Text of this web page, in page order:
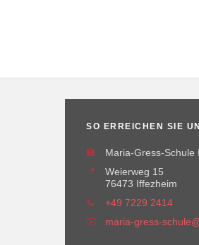
SO ERREICHEN SIE
🏫
Maria-Gress-Schule
📍
Weierweg 15
76473 Iffezheim
📞
+49 7229 2414
✉️
maria-gress-